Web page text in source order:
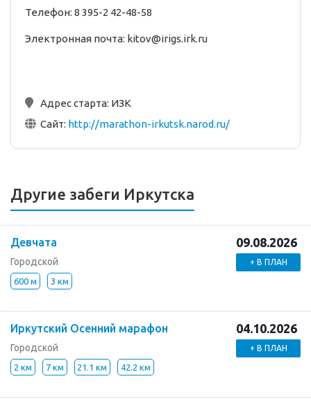
Телефон: 8 395-2 42-48-58
Электронная почта: kitov@irigs.irk.ru
Адрес старта: ИЗК
Сайт: http://marathon-irkutsk.narod.ru/
Другие забеги Иркутска
Девчата
Городской
600 м 3 км
09.08.2026
+ В ПЛАН
Иркутский Осенний марафон
Городской
2 км 7 км 21.1 км 42.2 км
04.10.2026
+ В ПЛАН